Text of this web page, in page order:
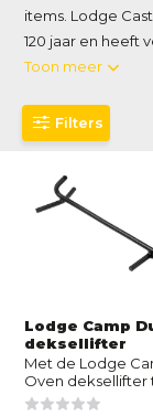
items. Lodge
120 jaar en heeft
Toon meer
Filters
Lodge Camp
deksellifter
Met de Lodge
Oven deksellifter